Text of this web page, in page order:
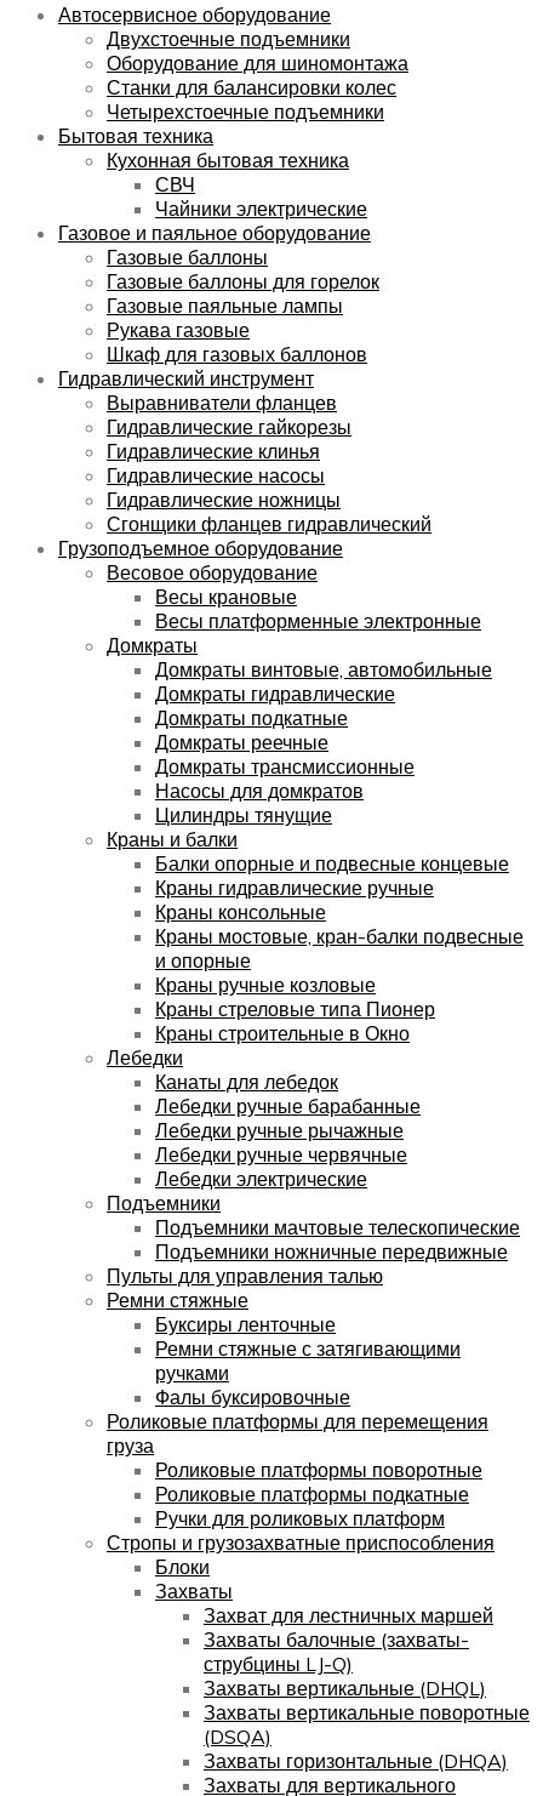
Автосервисное оборудование
Двухстоечные подъемники
Оборудование для шиномонтажа
Станки для балансировки колес
Четырехстоечные подъемники
Бытовая техника
Кухонная бытовая техника
СВЧ
Чайники электрические
Газовое и паяльное оборудование
Газовые баллоны
Газовые баллоны для горелок
Газовые паяльные лампы
Рукава газовые
Шкаф для газовых баллонов
Гидравлический инструмент
Выравниватели фланцев
Гидравлические гайкорезы
Гидравлические клинья
Гидравлические насосы
Гидравлические ножницы
Сгонщики фланцев гидравлический
Грузоподъемное оборудование
Весовое оборудование
Весы крановые
Весы платформенные электронные
Домкраты
Домкраты винтовые, автомобильные
Домкраты гидравлические
Домкраты подкатные
Домкраты реечные
Домкраты трансмиссионные
Насосы для домкратов
Цилиндры тянущие
Краны и балки
Балки опорные и подвесные концевые
Краны гидравлические ручные
Краны консольные
Краны мостовые, кран-балки подвесные
и опорные
Краны ручные козловые
Краны стреловые типа Пионер
Краны строительные в Окно
Лебедки
Канаты для лебедок
Лебедки ручные барабанные
Лебедки ручные рычажные
Лебедки ручные червячные
Лебедки электрические
Подъемники
Подъемники мачтовые телескопические
Подъемники ножничные передвижные
Пульты для управления талью
Ремни стяжные
Буксиры ленточные
Ремни стяжные с затягивающими
ручками
Фалы буксировочные
Роликовые платформы для перемещения
груза
Роликовые платформы поворотные
Роликовые платформы подкатные
Ручки для роликовых платформ
Стропы и грузозахватные приспособления
Блоки
Захваты
Захват для лестничных маршей
Захваты балочные (захваты-
струбцины LJ-Q)
Захваты вертикальные (DHQL)
Захваты вертикальные поворотные
(DSQA)
Захваты горизонтальные (DHQA)
Захваты для вертикального